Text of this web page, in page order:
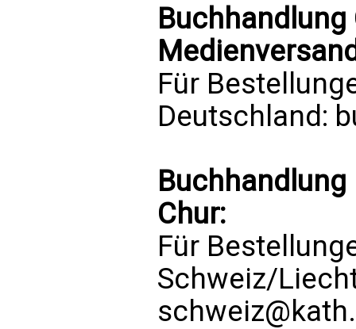
Für
Deutschland:
Buchhandlung
Chur:
Für
Schweiz/